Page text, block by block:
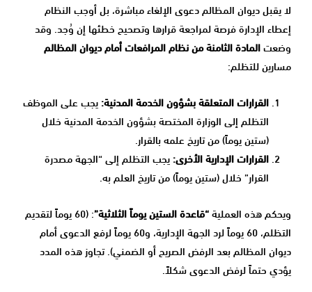
لا يقبل ديوان المظالم دعوى الإلغاء مباشرة، بل أوجب النظام
إعطاء الإدارة فرصة لمراجعة قرارها وتصحيح خطئها إن وُجد. وقد
وضعتالمادة الثامنة من نظام المرافعات أمام ديوان المظالم
مسارين للتظلم:
القرارات المتعلقة بشؤون الخدمة المدنية: يجب على الموظف
التظلم إلى الوزارة المختصة بشؤون الخدمة المدنية خلال
(ستين يوماً) من تاريخ علمه بالقرار.
القرارات الإدارية الأخرى: يجب التظلم إلى “الجهة مصدرة
القرار” خلال (ستين يوماً) من تاريخ العلم به.
ويحكم هذه العملية“قاعدة الستين يوماً الثلاثية”
: (60 يوماً لتقديم
التظلم، 60 يوماً لرد الجهة الإدارية، و60 يوماً لرفع الدعوى أمام
ديوان المظالم بعد الرفض الصريح أو الضمني). تجاوز هذه المدد
يؤدي حتماً لرفض الدعوى شكلاً.